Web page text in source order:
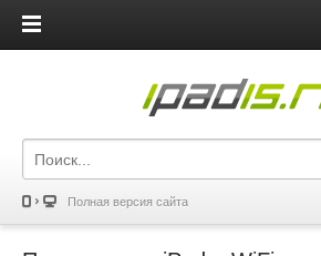
iPadis.ru
Полная версия сайта